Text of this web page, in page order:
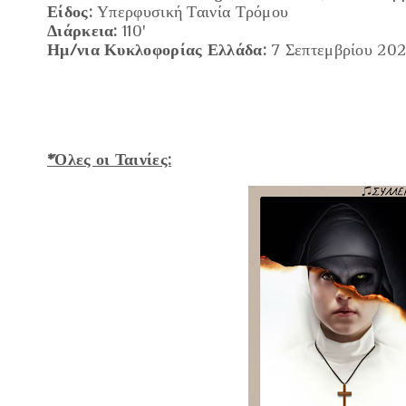
Είδος: Υπερφυσική Ταινία Τρόμου
Διάρκεια: 110'
Ημ/νια Κυκλοφορίας Ελλάδα:7 Σεπτεμβρίου
*Όλες οι Ταινίες: